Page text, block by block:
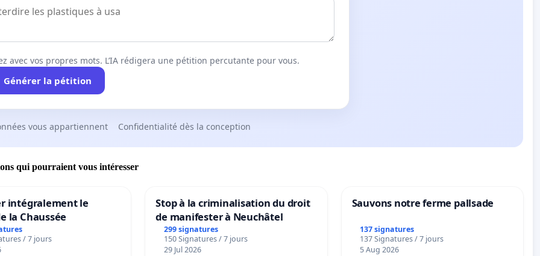
avec vos propres mots. L’IA rédigera une pétition percutante pour vous.
Générer la pétition
vous appartiennent Confidentialité dès la conception
qui pourraient vous intéresser
intégralement le
la Chaussée
/ 7 jours
Stop à la criminalisation du droit
de manifester à Neuchâtel
299 signatures
150 Signatures / 7 jours
29 Jul 2026
Sauvons notre ferme pallsade
137 signatures
137 Signatures / 7 jours
5 Aug 2026